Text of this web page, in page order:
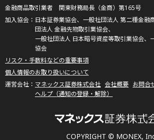
COPYRIGHT © MONEX,
金融商品取引業者 関東財務局長（金商）第165号
日本証券業協会、一般社団法人 第二種金融
団法人 金融先物取引業協会、
一般社団法人 日本暗号資産等取引業協会、
協会
リスク・手数料などの重要事項
個人情報のお取り扱いについて
マネックス証券株式会社 会社概要 お問合
ヘルプ（通知の登録・解除）